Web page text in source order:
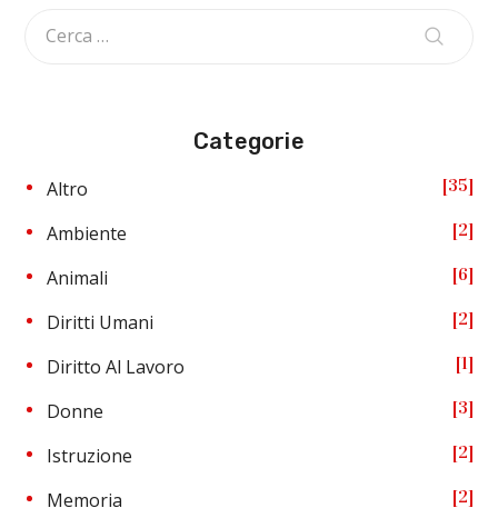
Categorie
Altro 35
Ambiente 2
Animali 6
Diritti Umani 2
Diritto Al Lavoro 1
Donne 3
Istruzione 2
Memoria 2